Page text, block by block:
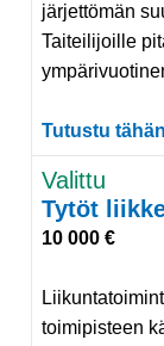
järjettömän
Taiteilijoille
Tutustu
Valittu
Tytöt
10 000 €
toimipisteen